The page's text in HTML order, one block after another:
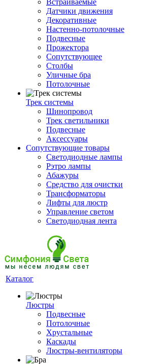
Встраиваемые
Датчики движения
Декоративные
Настенно-потолочные
Подвесные
Прожектора
Сопутствующее
Столбы
Уличные бра
Потолочные
Трек системы
Шинопровод
Трек светильники
Подвесные
Аксессуары
Сопутствующие товары
Светодиодные лампы
Рэтро лампы
Абажуры
Средство для очистки
Трансформаторы
Лифты для люстр
Управление светом
Светодиодная лента
Каталог
Люстры
Подвесные
Потолочные
Хрустальные
Каскады
Люстры-вентиляторы